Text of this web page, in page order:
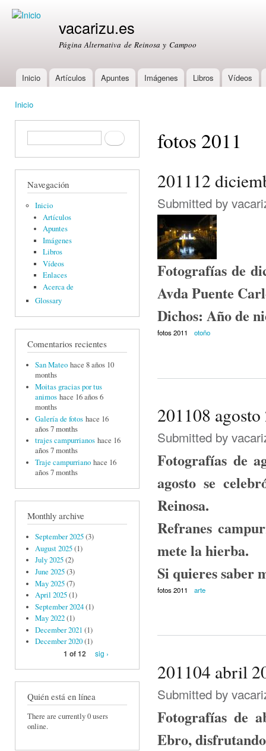
vacarizu.es
Página Alternativa de Reinosa y Campoo
Main menu
Inicio Artículos Apuntes Imágenes Libros Vídeos
Inicio
Formulario de búsquedaBuscar
Navegación
Inicio
Artículos
Apuntes
Imágenes
Libros
Vídeos
Enlaces
Acerca de
Glossary
Comentarios recientes
San Mateo hace 8 años 10
months
Moitas gracias por tus
animos hace 16 años 6
months
Galería de fotos hace 16
años 7 months
trajes campurrianos hace 16
años 7 months
Traje campurriano hace 16
años 7 months
Monthly archive
September 2025(3)
August 2025(1)
July 2025(2)
June 2025(3)
May 2025(7)
April 2025(1)
September 2024(1)
May 2022(1)
December 2021 (1)
December 2020(1)
1 of 12
sig ›
Quién está en línea
There are currently 0 users
online.
fotos 2011
201112
Submitted by
Fotografías de
Avda Puente
Dichos: Año de
fotos 2011 otoño
201108
Submitted by
Fotografías de
agosto se
Reinosa.
Refranes
mete la hierba.
Si quieres saber
fotos 2011 arte
201104 abril
Submitted by
Fotografías de
Ebro,